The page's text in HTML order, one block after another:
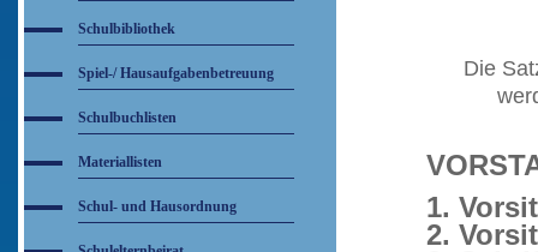
Schulbibliothek
Spiel-/ Hausaufgabenbetreuung
Schulbuchlisten
Materiallisten
Schul- und Hausordnung
Die
1.
2.